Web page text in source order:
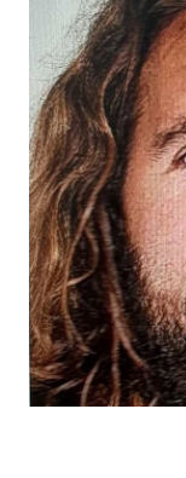
Αστυνομικό
τηλεφωνικό